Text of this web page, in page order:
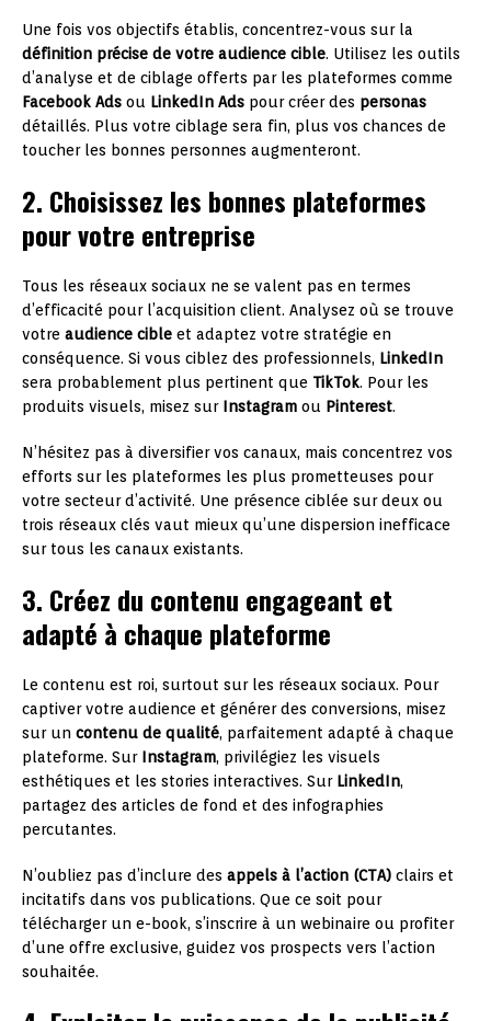
Une fois vos objectifs établis, concentrez-vous sur la
définition précise de votre audience cible. Utilisez les outils
d’analyse et de ciblage offerts par les plateformes comme
Facebook Ads ou LinkedIn Ads pour créer des personas
détaillés. Plus votre ciblage sera fin, plus vos chances de
toucher les bonnes personnes augmenteront.
2. Choisissez les bonnes plateformes
pour votre entreprise
Tous les réseaux sociaux ne se valent pas en termes
d’efficacité pour l’acquisition client. Analysez où se trouve
votre audience cible et adaptez votre stratégie en
conséquence. Si vous ciblez des professionnels, LinkedIn
sera probablement plus pertinent que TikTok. Pour les
produits visuels, misez sur Instagram ou Pinterest.
N’hésitez pas à diversifier vos canaux, mais concentrez vos
efforts sur les plateformes les plus prometteuses pour
votre secteur d’activité. Une présence ciblée sur deux ou
trois réseaux clés vaut mieux qu’une dispersion inefficace
sur tous les canaux existants.
3. Créez du contenu engageant et
adapté à chaque plateforme
Le contenu est roi, surtout sur les réseaux sociaux. Pour
captiver votre audience et générer des conversions, misez
sur un contenu de qualité, parfaitement adapté à chaque
plateforme. Sur Instagram, privilégiez les visuels
esthétiques et les stories interactives. Sur LinkedIn,
partagez des articles de fond et des infographies
percutantes.
N’oubliez pas d’inclure des appels à l’action (CTA) clairs et
incitatifs dans vos publications. Que ce soit pour
télécharger un e-book, s’inscrire à un webinaire ou profiter
d’une offre exclusive, guidez vos prospects vers l’action
souhaitée.